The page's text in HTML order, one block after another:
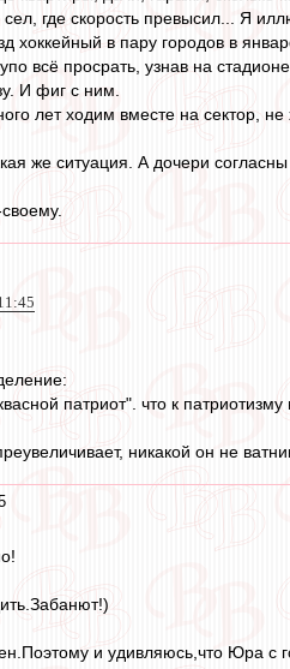
сел, где скорость превысил... Я
хоккейный в пару городов в
всё просрать, узнав на
И фиг с ним.
лет ходим вместе на сектор,
же ситуация. А дочери
патриот". что к
никакой он не
и удивляюсь,что Юра с